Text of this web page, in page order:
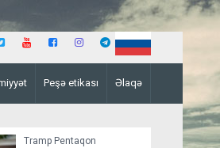
Peşə etikası Əlaqə
Tramp Pentaqon